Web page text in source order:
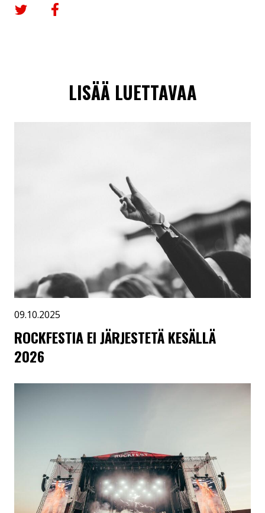
Jaa TwitterissäJaa Facebookissa
LISÄÄ LUETTAVAA
09.10.2025
ROCKFESTIA EI JÄRJESTETÄ KESÄLLÄ
2026